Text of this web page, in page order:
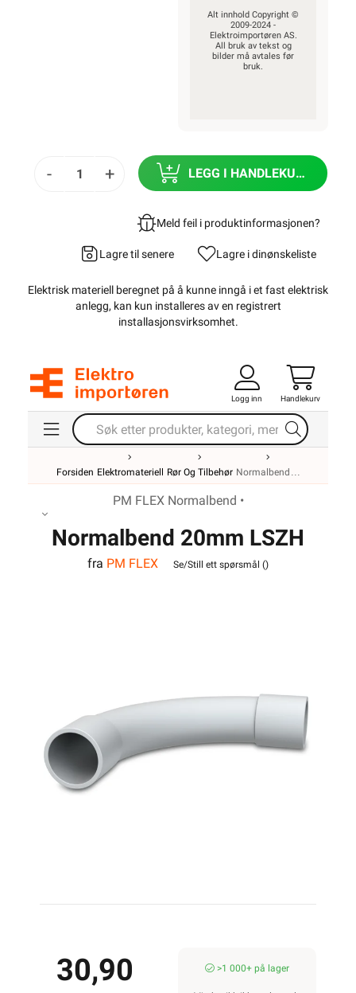
Alt innhold Copyright ©
2009-2024 -
Elektroimportøren AS.
All bruk av tekst og
bilder må avtales før
bruk.
- + LEGG I HANDLEKURV
Meld feil i produktinformasjonen?
Lagre til senere Lagre i dinønskeliste
Elektrisk materiell beregnet på å kunne inngå i et fast elektrisk
anlegg, kan kun installeres av en registrert
installasjonsvirksomhet.
Logg inn Handlekurv
Forsiden Elektromateriell Rør Og Tilbehør Normalbend
PM FLEX Normalbend •
Normalbend 20mm LSZH
Hvit
fra PM FLEX Se/Still ett spørsmål ()
30,90 >1 000+ på lager